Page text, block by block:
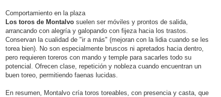
Comportamiento en la plaza
Los toros de Montalvo suelen ser móviles y prontos de salida,
arrancando con alegría y galopando con fijeza hacia los trastos.
Conservan la cualidad de "ir a más" (mejoran con la lidia cuando se les
torea bien). No son especialmente bruscos ni apretados hacia dentro,
pero requieren toreros con mando y temple para sacarles todo su
potencial. Ofrecen clase, repetición y nobleza cuando encuentran un
buen toreo, permitiendo faenas lucidas.
En resumen, Montalvo cría toros toreables, con presencia y casta, que